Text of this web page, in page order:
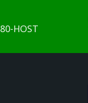
HOST